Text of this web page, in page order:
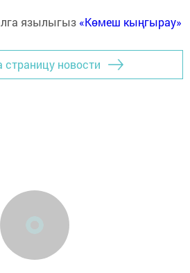
язылыгыз «Көмеш кыңгырау»
страницу новости